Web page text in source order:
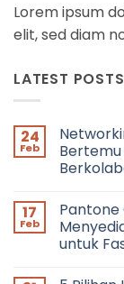
Lorem ipsum
elit, sed diam
LATEST POSTS
24
Feb
on
Networking
in
Fashion:
Bertemu
17
Feb
Pantone
untuk